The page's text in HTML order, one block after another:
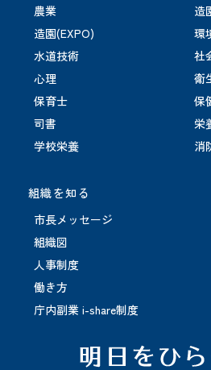
組織を知る
市長メッセージ
組織図
人事制度
働き方
庁内副業 i-share制度
農業
造
造園(EXPO)
環
水道技術
社
心理
衛
保育士
保
司書
栄
学校栄養
消